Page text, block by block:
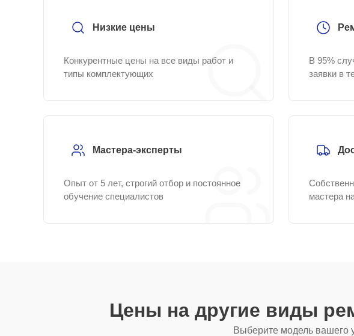
Низкие цены
Конкурентные цены на все виды работ и
типы комплектующих
В 95%
заявки в
Мастера-эксперты
Опыт от 5 лет, строгий отбор и постоянное
обучение специалистов
мастера
Цены на другие виды
Выберите модель вашего